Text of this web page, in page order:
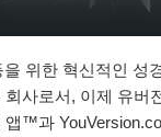
을 위한 혁신적인 성
회사로서, 이제 유버
앱™과